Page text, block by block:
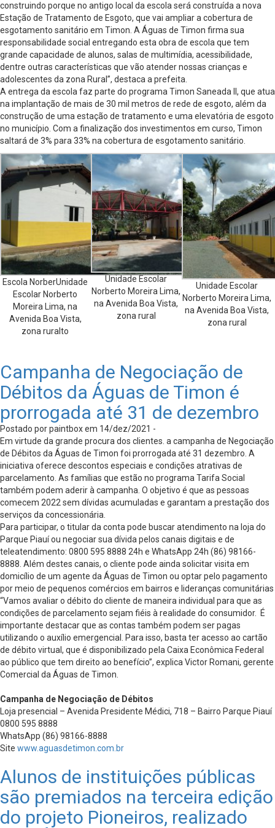
construindo porque no antigo local da escola será construída a nova
Estação de Tratamento de Esgoto, que vai ampliar a cobertura de
esgotamento sanitário em Timon. A Águas de Timon firma sua
responsabilidade social entregando esta obra de escola que tem
grande capacidade de alunos, salas de multimídia, acessibilidade,
dentre outras características que vão atender nossas crianças e
adolescentes da zona Rural”, destaca a prefeita.
A entrega da escola faz parte do programa Timon Saneada II, que atua
na implantação de mais de 30 mil metros de rede de esgoto, além da
construção de uma estação de tratamento e uma elevatória de esgoto
no município. Com a finalização dos investimentos em curso, Timon
saltará de 3% para 33% na cobertura de esgotamento sanitário.
Escola NorberUnidade
Escolar Norberto
Moreira Lima, na
Avenida Boa Vista,
zona ruralto
Unidade Escolar
Norberto Moreira Lima,
na Avenida Boa Vista,
zona rural
Unidade Escolar
Norberto Moreira Lima,
na Avenida Boa Vista,
zona rural
Campanha de Negociação de
Débitos da Águas de Timon é
prorrogada até 31 de dezembro
Postado por paintbox em 14/dez/2021 -
Em virtude da grande procura dos clientes. a campanha de Negociação
de Débitos da Águas de Timon foi prorrogada até 31 dezembro. A
iniciativa oferece descontos especiais e condições atrativas de
parcelamento. As famílias que estão no programa Tarifa Social
também podem aderir à campanha. O objetivo é que as pessoas
comecem 2022 sem dívidas acumuladas e garantam a prestação dos
serviços da concessionária.
Para participar, o titular da conta pode buscar atendimento na loja do
Parque Piauí ou negociar sua dívida pelos canais digitais e de
teleatendimento: 0800 595 8888 24h e WhatsApp 24h (86) 98166-
8888. Além destes canais, o cliente pode ainda solicitar visita em
domicílio de um agente da Águas de Timon ou optar pelo pagamento
por meio de pequenos comércios em bairros e lideranças comunitárias
“Vamos avaliar o débito do cliente de maneira individual para que as
condições de parcelamento sejam fiéis à realidade do consumidor. É
importante destacar que as contas também podem ser pagas
utilizando o auxílio emergencial. Para isso, basta ter acesso ao cartão
de débito virtual, que é disponibilizado pela Caixa Econômica Federal
ao público que tem direito ao benefício”, explica Victor Romani, gerente
Comercial da Águas de Timon.
Campanha de Negociação de Débitos
Loja presencial – Avenida Presidente Médici, 718 – Bairro Parque Piauí
0800 595 8888
WhatsApp (86) 98166-8888
Site www.aguasdetimon.com.br
Alunos de instituições públicas
são premiados na terceira edição
do projeto Pioneiros, realizado